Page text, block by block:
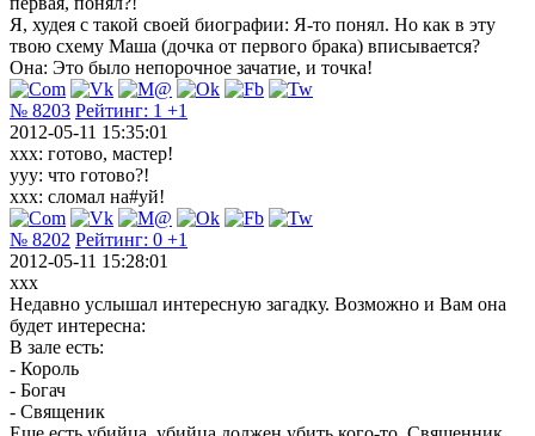
Я, худея с такой своей биографии: Я-то понял. Но как в эту
твою схему Маша (дочка от первого брака) вписывается?
Она: Это было непорочное зачатие, и точка!
№ 8203 Рейтинг: 1 +1
2012-05-11 15:35:01
xxx: готово, мастер!
yyy: что готово?!
xxx: сломал на#yй!
№ 8202 Рейтинг: 0 +1
2012-05-11 15:28:01
xxx
Недавно услышал интересную загадку. Возможно и Вам она
будет интересна:
В зале есть:
- Король
- Богач
- Священик